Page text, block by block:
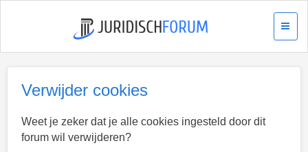
Verwijder cookies
Weet je zeker dat je alle cookies ingesteld door dit
forum wil verwijderen?